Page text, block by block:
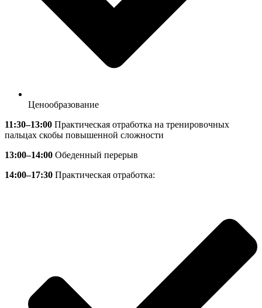
Ценообразование
11:30–13:00 Практическая отработка на тренировочных
пальцах скобы повышенной сложности
13:00–14:00 Обеденный перерыв
14:00–17:30 Практическая отработка: